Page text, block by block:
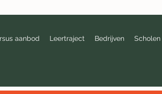
aanbod Leertraject Bedrijven Scholen